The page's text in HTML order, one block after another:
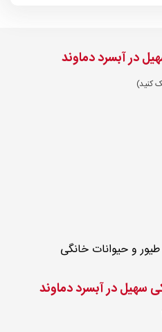
در آبسرد دماوند
کنید)
و حیوانات خانگی
سهیل در آبسرد دماوند